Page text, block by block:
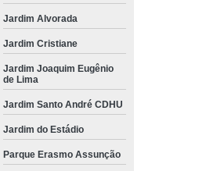
Jardim Alvorada
Jardim Cristiane
Jardim Joaquim Eugênio
de Lima
Jardim Santo André CDHU
Jardim do Estádio
Parque Erasmo Assunção